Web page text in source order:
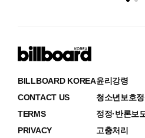
BILLBOARD KOREA
CONTACT US
TERMS
PRIVACY
윤리강령
청소년보호
정정·반론보
고충처리